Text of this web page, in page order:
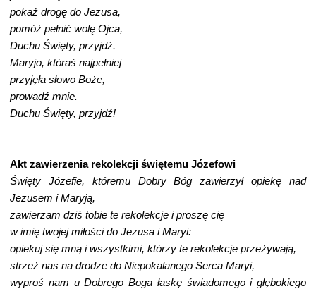
pokaż drogę do Jezusa,
pomóż pełnić wolę Ojca,
Duchu Święty, przyjdź.
Maryjo, któraś najpełniej
przyjęła słowo Boże,
prowadź mnie.
Duchu Święty, przyjdź!
Akt zawierzenia rekolekcji świętemu Józefowi
Święty Józefie, któremu Dobry Bóg zawierzył opiekę nad
Jezusem i Maryją,
zawierzam dziś tobie te rekolekcje i proszę cię
w imię twojej miłości do Jezusa i Maryi:
opiekuj się mną i wszystkimi, którzy te rekolekcje przeżywają,
strzeż nas na drodze do Niepokalanego Serca Maryi,
wyproś nam u Dobrego Boga łaskę świadomego i głębokiego